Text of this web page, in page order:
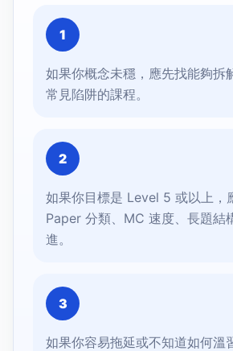
1
如果你概念未穩，應先找能夠拆
常見陷阱的課程。
2
如果你目標是 Level 5 或以上，
Paper 分類、MC 速度、長題結
進。
3
如果你容易拖延或不知道如何溫